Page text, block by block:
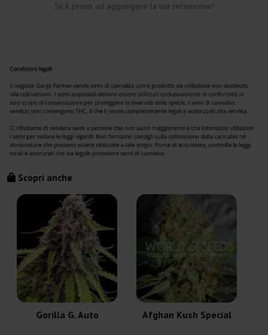
Sii il primo ad aggiungere la tua recensione!
Scopri anche
Gorilla G. Auto Afghan Kush Special